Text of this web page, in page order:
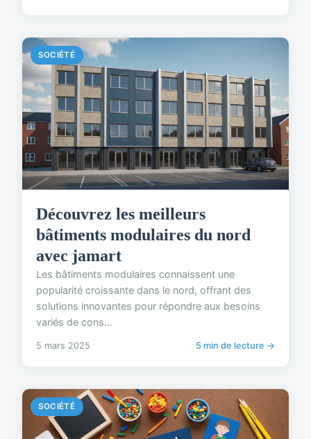
SOCIÉTÉ
Découvrez les meilleurs
bâtiments modulaires du nord
avec jamart
Les bâtiments modulaires connaissent une
popularité croissante dans le nord, offrant des
solutions innovantes pour répondre aux besoins
variés de cons...
5 mars 2025 5 min de lecture →
SOCIÉTÉ